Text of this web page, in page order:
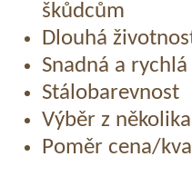
škůdcům
Dlouhá
Snadná a
Stálobarevnost
Výběr z několika
Poměr cena/